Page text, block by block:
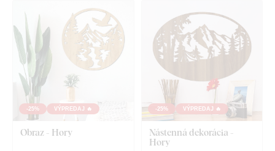
-25% VÝPREDAJ 🔥
Obraz - Hory
-25% VÝPREDAJ 🔥
Nástenná dekorácia -
Hory